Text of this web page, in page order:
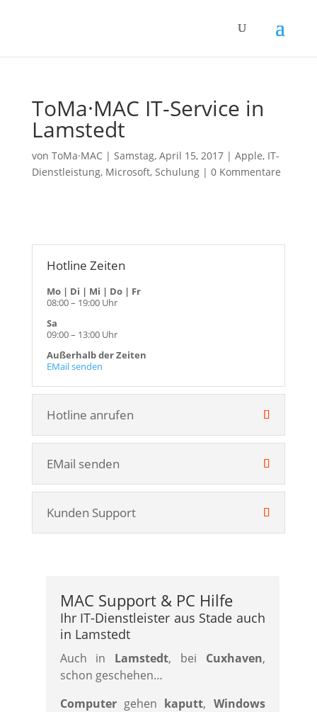
ToMa·MAC IT-Service in
Lamstedt
von ToMa·MAC| Samstag, April 15, 2017| Apple, IT-
Dienstleistung, Microsoft, Schulung| 0 Kommentare
Hotline Zeiten
Mo | Di | Mi | Do | Fr
08:00 – 19:00 Uhr
Sa
09:00 – 13:00 Uhr
Außerhalb der Zeiten
EMail senden
Hotline anrufen
EMail senden
Kunden Support
MAC Support & PC Hilfe
Ihr IT-Dienstleister aus Stade auch
in Lamstedt
Auch in Lamstedt, bei Cuxhaven,
schon geschehen…
Computergehen kaputt, Windows